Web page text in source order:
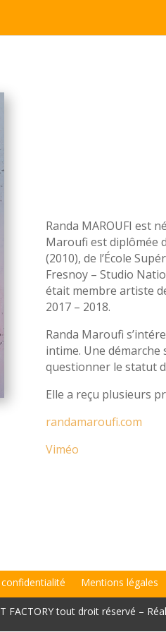
Randa MAROUFI est
Maroufi est diplômée
(2010), de l’École
Fresnoy – Studio
était membre artiste
2017 – 2018.
Randa Maroufi
intime. Une
questionner le statut
Elle a reçu plusieurs
randamaroufi.com
Viméo
Mentions légales
FACTORY tout droit réservé –